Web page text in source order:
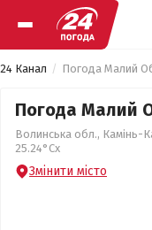
24 Канал Погода Малий
Погода Малий
Волинська обл., Камінь-
25.24°Сх
Змінити місто